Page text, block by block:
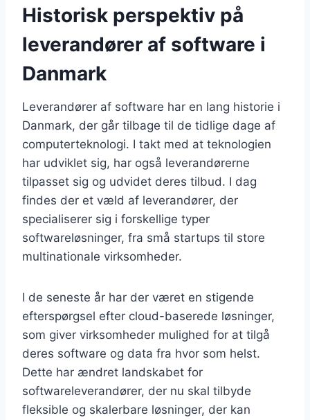
Historisk perspektiv på
leverandører af software i
Danmark
Leverandører af software har en lang historie i
Danmark, der går tilbage til de tidlige dage af
computerteknologi. I takt med at teknologien
har udviklet sig, har også leverandørerne
tilpasset sig og udvidet deres tilbud. I dag
findes der et væld af leverandører, der
specialiserer sig i forskellige typer
softwareløsninger, fra små startups til store
multinationale virksomheder.
I de seneste år har der været en stigende
efterspørgsel efter cloud-baserede løsninger,
som giver virksomheder mulighed for at tilgå
deres software og data fra hvor som helst.
Dette har ændret landskabet for
softwareleverandører, der nu skal tilbyde
fleksible og skalerbare løsninger, der kan